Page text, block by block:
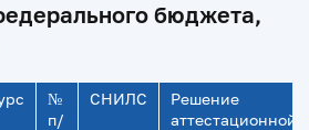
бюджета,
№
п/
СНИЛС
Решение
аттестационной